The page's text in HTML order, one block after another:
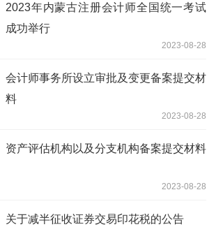
2023年内蒙古注册会计师全国统一考试
成功举行
2023-08-28
会计师事务所设立审批及变更备案提交材
料
2023-08-28
资产评估机构以及分支机构备案提交材料
2023-08-28
关于减半征收证券交易印花税的公告